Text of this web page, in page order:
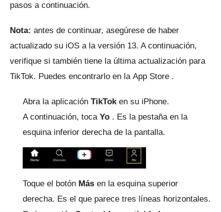
pasos a continuación.
Nota: antes de continuar, asegúrese de haber
actualizado su iOS a la versión 13. A continuación,
verifique si también tiene la última actualización para
TikTok. Puedes encontrarlo en la App Store .
Abra la aplicación TikToken su iPhone.
A continuación, toca Yo . Es la pestaña en la
esquina inferior derecha de la pantalla.
Toque el botón Más en la esquina superior
derecha. Es el que parece tres líneas horizontales.